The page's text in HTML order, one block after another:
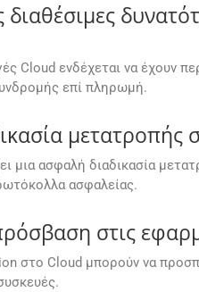
διαθέσιμες
Cloud ενδέχεται να έχουν
επί πληρωμή.
μια ασφαλή διαδικασία
ασφαλείας.
στις
στο Cloud μπορούν να